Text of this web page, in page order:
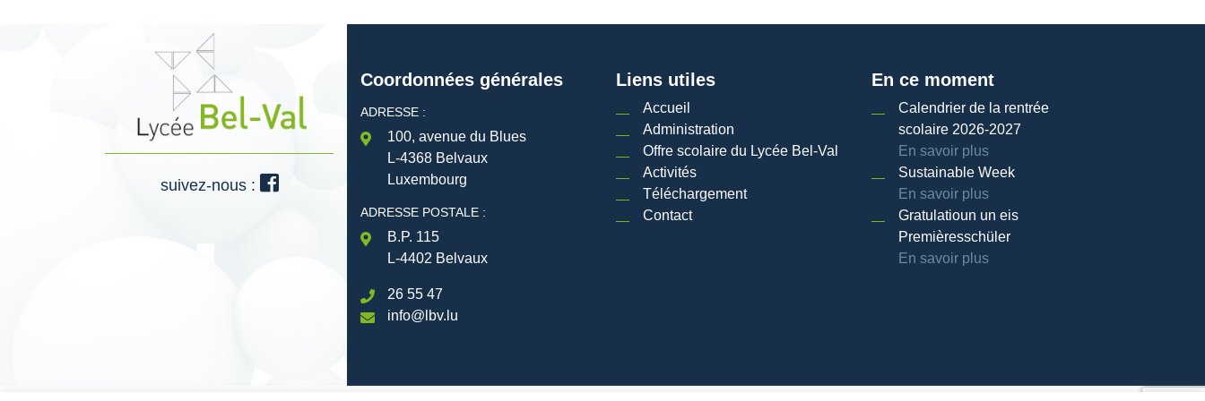
suivez-nous :
Coordonnées générales
ADRESSE :
100, avenue du Blues
L-4368 Belvaux
Luxembourg
ADRESSE POSTALE :
B.P. 115
L-4402 Belvaux
26 55 47
info@lbv.lu
Liens utiles
Accueil
Administration
Offre scolaire du Lycée Bel-Val
Activités
Téléchargement
Contact
En ce moment
Calendrier de la rentrée
scolaire 2026-2027
En savoir plus
Sustainable Week
En savoir plus
Gratulatioun un eis
Premièresschüler
En savoir plus